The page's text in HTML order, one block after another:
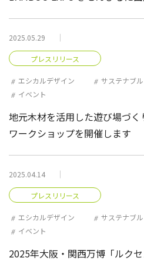
2025.05.29
プレスリリース
エシカルデザイン
サステナブ
イベント
地元木材を活用した遊び場づく
ワークショップを開催します
2025.04.14
プレスリリース
エシカルデザイン
サステナブ
イベント
2025年⼤阪・関⻄万博「ルク